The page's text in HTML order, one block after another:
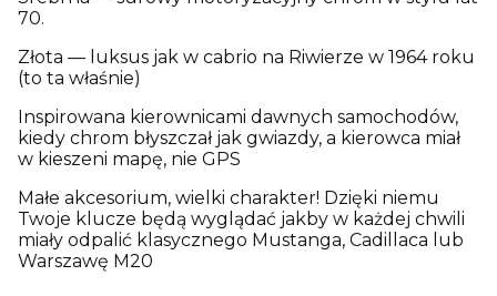
70.
Złota — luksus jak w cabrio na Riwierze w 1964 roku
(to ta właśnie)
Inspirowana kierownicami dawnych samochodów,
kiedy chrom błyszczał jak gwiazdy, a kierowca miał
w kieszeni mapę, nie GPS
Małe akcesorium, wielki charakter! Dzięki niemu
Twoje klucze będą wyglądać jakby w każdej chwili
miały odpalić klasycznego Mustanga, Cadillaca lub
Warszawę M20